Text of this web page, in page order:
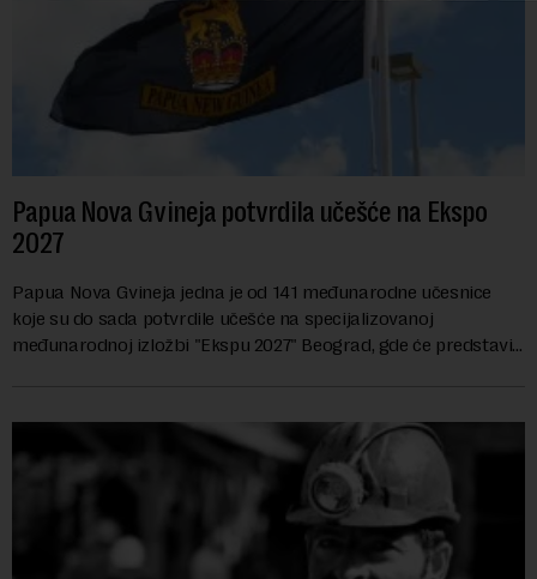
Papua Nova Gvineja potvrdila učešće na Ekspo
2027
Papua Nova Gvineja jedna je od 141 međunarodne učesnice
koje su do sada potvrdile učešće na specijalizovanoj
međunarodnoj izložbi "Ekspu 2027" Beograd, gde će predstaviti